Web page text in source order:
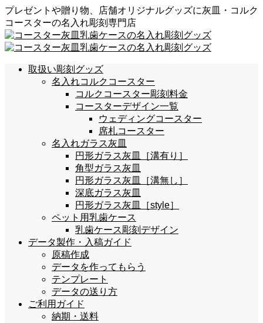
プレゼントや贈り物、店舗オリジナルグッズに灰皿・コルク
コースターの名入れ彫刻専門店
取扱い彫刻グッズ
名入れコルクコースター
コルクコースター彫刻料金
コースターデザイン一覧
ウェディングコースター
席札コースター
名入れガラス灰皿
円形ガラス灰皿［溝有り］
角型ガラス灰皿
円形ガラス灰皿［溝無し］
深底ガラス灰皿
円形ガラス灰皿［style］
ペット用乳歯ケース
乳歯ケース彫刻デザイン
データ製作・入稿ガイド
原稿作成
データを作ってもらう
テンプレート
データの送り方
ご利用ガイド
納期・送料